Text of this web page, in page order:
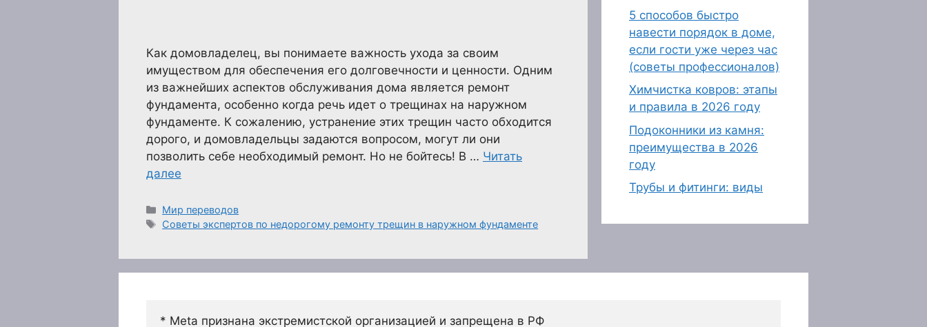
Как домовладелец, вы понимаете важность ухода за своим
имуществом для обеспечения его долговечности и ценности. Одним
из важнейших аспектов обслуживания дома является ремонт
фундамента, особенно когда речь идет о трещинах на наружном
фундаменте. К сожалению, устранение этих трещин часто обходится
дорого, и домовладельцы задаются вопросом, могут ли они
позволить себе необходимый ремонт. Но не бойтесь! В … Читать
далее
Рубрики
Мир переводов
Метки
Советы экспертов по недорогому ремонту трещин в наружном фундаменте
5 способов быстро
навести порядок в доме,
если гости уже через час
(советы профессионалов)
Химчистка ковров: этапы
и правила в 2026 году
Подоконники из камня:
преимущества в 2026
году
Трубы и фитинги: виды
* Meta признана экстремистской организацией и запрещена в РФ